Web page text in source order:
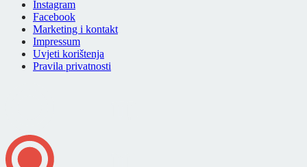
Instagram
Facebook
Marketing i kontakt
Impressum
Uvjeti korištenja
Pravila privatnosti